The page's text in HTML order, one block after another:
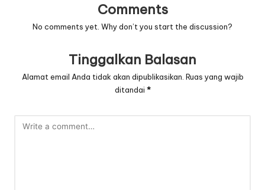
Comments
No comments yet. Why don’t you start the discussion?
Tinggalkan Balasan
Alamat email Anda tidak akan dipublikasikan. Ruas yang wajib
ditandai *